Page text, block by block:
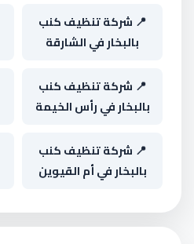
📍 شركة تنظيف كنب
بالبخار في الشارقة
📍 شركة تنظيف كنب
بالبخار في رأس الخيمة
📍 شركة تنظيف كنب
بالبخار في أم القيوين